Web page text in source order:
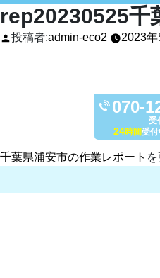
070-
受
24時間受
rep20230525千
投稿者:admin-eco2 2023年
千葉県浦安市の作業レポート